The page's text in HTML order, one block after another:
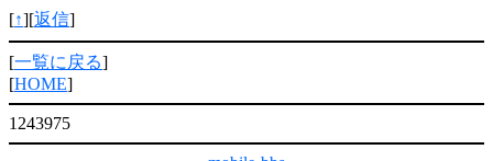
[↑][返信]
[一覧に戻る]
[HOME]
1243975